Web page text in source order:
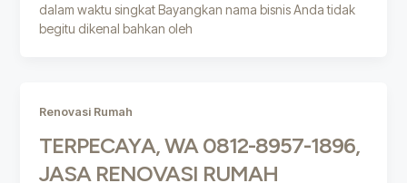
dalam waktu singkat Bayangkan nama bisnis Anda tidak
begitu dikenal bahkan oleh
Renovasi Rumah
TERPECAYA, WA 0812-8957-1896,
JASA RENOVASI RUMAH